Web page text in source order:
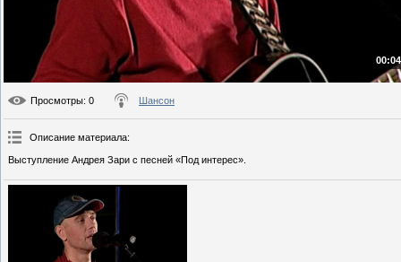
Просмотры: 0 Шансон
Описание материала:
Выступление Андрея Зари с песней «Под интерес».